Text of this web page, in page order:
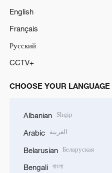
English
Français
Русский
CCTV+
CHOOSE YOUR LANGUAGE
Albanian Shqip
Arabic العربية
Belarusian Беларуская
Bengali বাংলা